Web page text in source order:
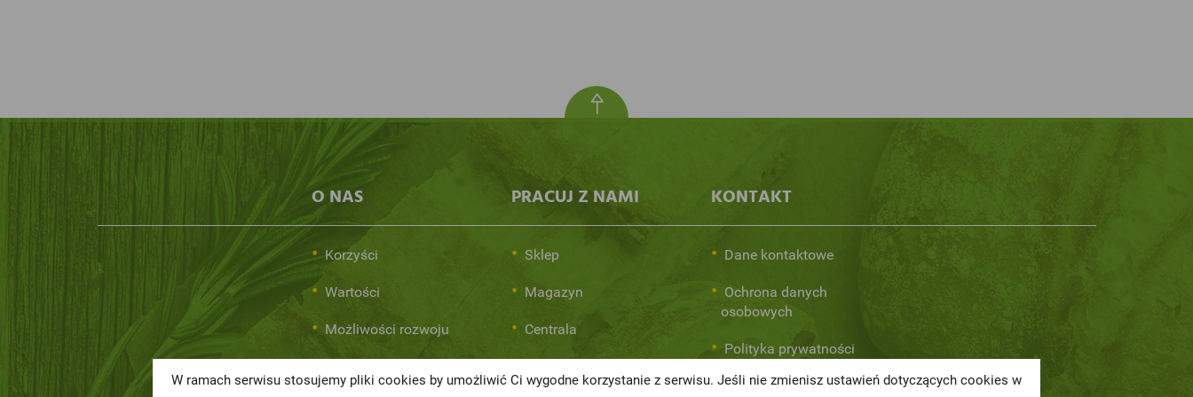
O NAS
Korzyści
Wartości
Możliwości rozwoju
PRACUJ Z NAMI
Sklep
Magazyn
Centrala
KONTAKT
Dane kontaktowe
Ochrona danych
osobowych
Polityka prywatności
Regulamin serwisu
W ramach serwisu stosujemy pliki cookies by umożliwić Ci wygodne korzystanie z serwisu. Jeśli nie zmienisz ustawień dotyczących cookies w